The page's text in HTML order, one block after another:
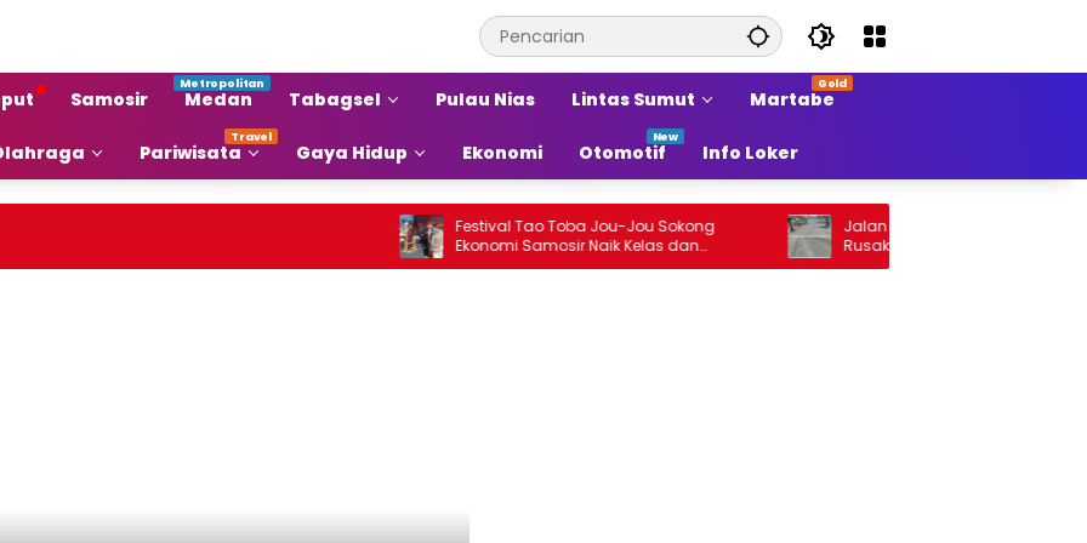
Samosir Medan Tabagsel Pulau Nias Lintas Sumut Martabe
Pariwisata Gaya Hidup Ekonomi Otomotif Info Loker
Festival Tao Toba Jou-Jou Sokong
Ekonomi Samosir Naik Kelas dan
Pariwisata Menjadi Sumber Pertumbuhan
Jalan Arteri Stabat–Pangkalan
Rusak, Pengendara Terancam